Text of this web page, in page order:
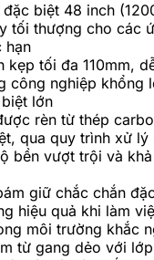
biệt 48 inch
tối thượng cho các
hạn
kẹp tối đa 110mm,
công nghiệp khổng
lớn
rèn từ thép
qua quy trình xử lý
bền vượt trội và
giữ chắc chắn
hiệu quả khi làm
môi trường khắc
từ gang dẻo với